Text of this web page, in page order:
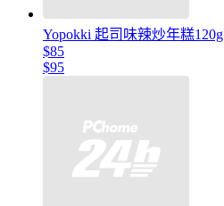
Yopokki 起司味辣炒年糕120g
$85
$95